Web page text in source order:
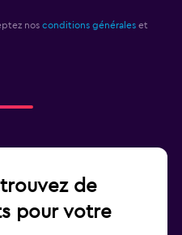
nos conditions générales et
de
pour votre